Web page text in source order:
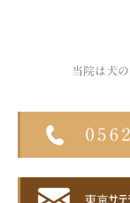
当院は犬